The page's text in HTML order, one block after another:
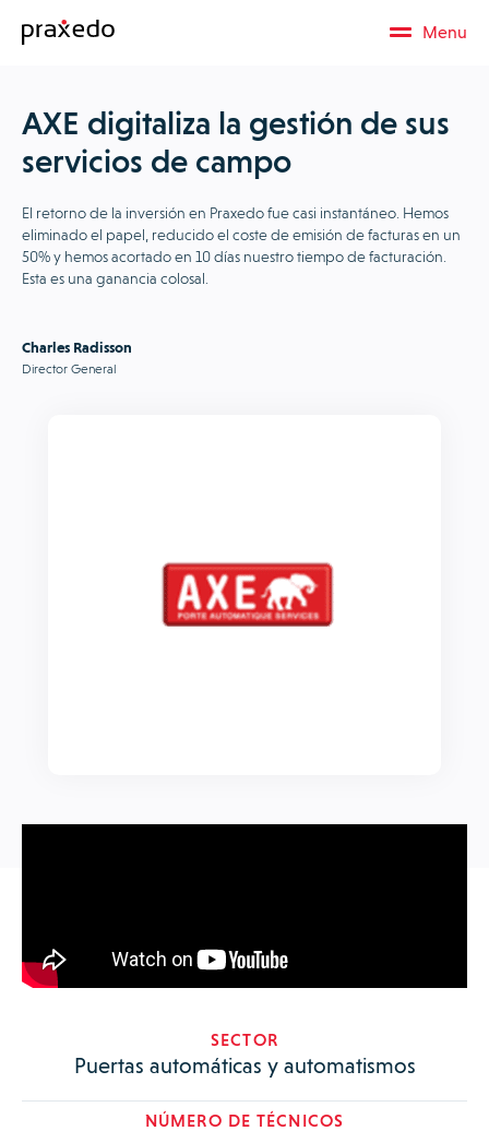
Menu
AXE digitaliza la gestión de sus
servicios de campo
El retorno de la inversión en Praxedo fue casi instantáneo. Hemos
eliminado el papel, reducido el coste de emisión de facturas en un
50% y hemos acortado en 10 días nuestro tiempo de facturación.
Esta es una ganancia colosal.
Charles Radisson
Director General
SECTOR
Puertas automáticas y automatismos
NÚMERO DE TÉCNICOS